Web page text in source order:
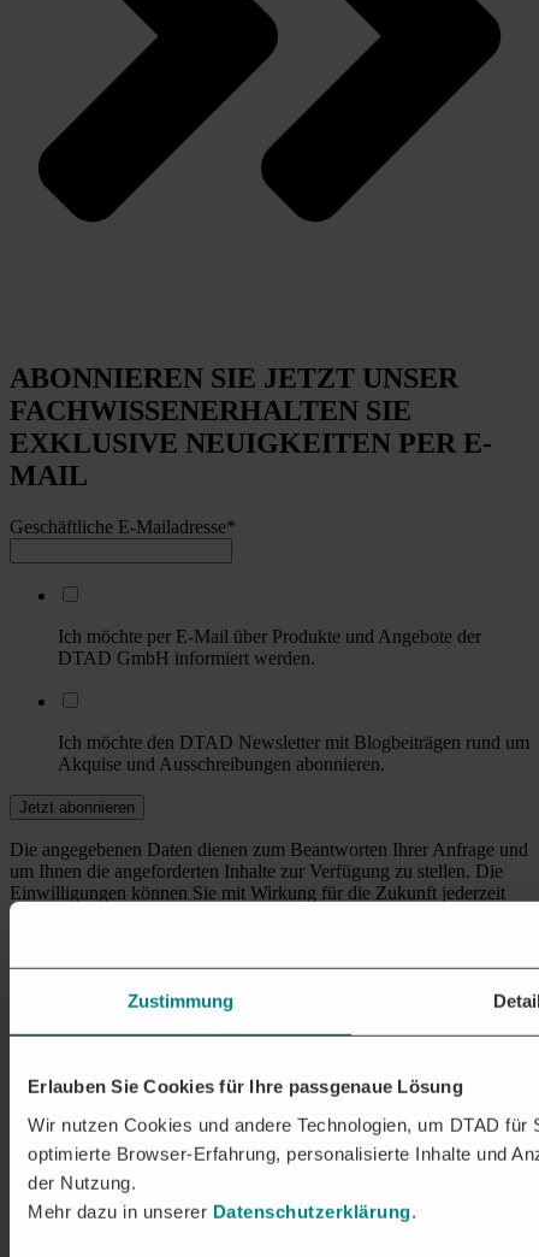
Zustimmung
Erlauben Sie Cookies für Ihre passgenaue Lösung
Wir nutzen Cookies und andere Technologien, um DTAD
optimierte Browser-Erfahrung, personalisierte Inhalte und
der Nutzung.
Mehr dazu in unserer Datenschutzerklärung.
ABONNIEREN SIE JETZT UNSER
FACHWISSENERHALTEN SIE
EXKLUSIVE NEUIGKEITEN PER E-
MAIL
Geschäftliche E-Mailadresse*
Ich möchte per E-Mail über Produkte und Angebote der
DTAD GmbH informiert werden.
Ich möchte den DTAD Newsletter mit Blogbeiträgen rund um
Akquise und Ausschreibungen abonnieren.
Die angegebenen Daten dienen zum Beantworten Ihrer Anfrage und
um Ihnen die angeforderten Inhalte zur Verfügung zu stellen. Die
Einwilligungen können Sie mit Wirkung für die Zukunft jederzeit
widerrufen. Es gelten unsere
Zum Kontaktformular
Zum Seitenanfang
Ausschreibungen
Ausschreibungen
Bauaufträge